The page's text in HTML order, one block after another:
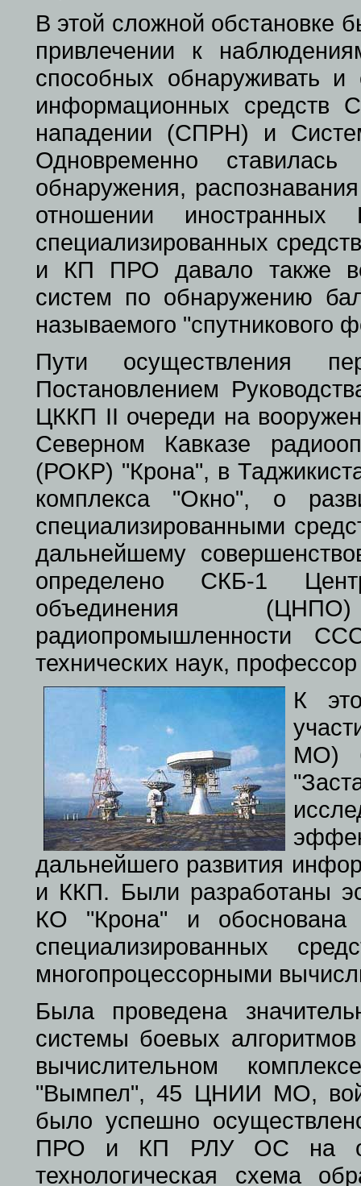
В этой сложной обстановке
привлечении к
способных обнаруживать
информационных средств
нападении (СПРН) и
Одновременно
обнаружения,
отношении
специализированных
и КП ПРО давало также
систем по обнаружению
называемого "спутникового
Пути осуществления
Постановлением
ЦККП II очереди на
Северном Кавказе
(РОКР) "Крона", в
комплекса "Окно", о
специализированными
дальнейшему
определено СКБ-1
объединения
радиопромышленности
технических наук,
К
МО)
дальнейшего развития
и ККП. Были разработаны
КО "Крона" и обоснована
специализированных
многопроцессорными
Была проведена
системы боевых
вычислительном
"Вымпел", 45 ЦНИИ МО,
было успешно
ПРО и КП РЛУ ОС на
технологическая схема